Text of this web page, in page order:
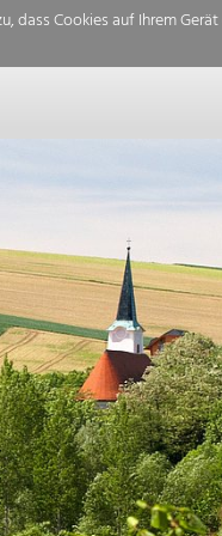
dass Cookies auf Ihrem